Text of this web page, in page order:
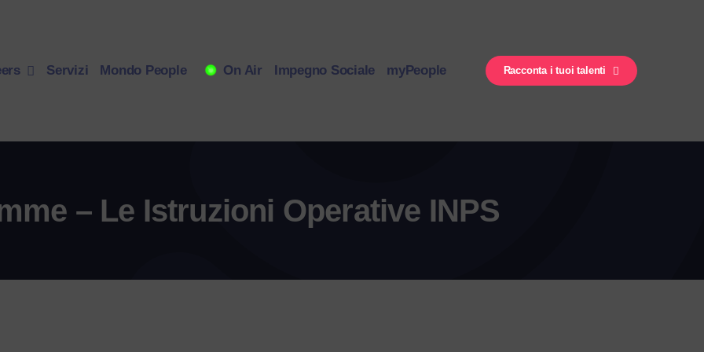
Servizi Mondo People On Air Impegno Sociale myPeople Racconta i tuoi talenti
– Le Istruzioni Operative INPS